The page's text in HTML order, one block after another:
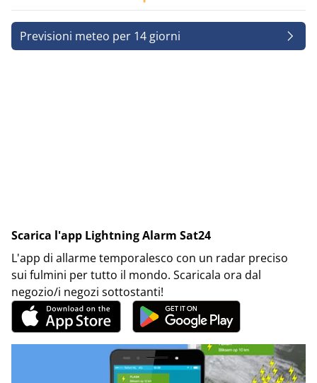
Previsioni meteo per 14 giorni
Scarica l'app Lightning Alarm Sat24
L'app di allarme temporalesco con un radar preciso
sui fulmini per tutto il mondo. Scaricala ora dal
negozio/i negozi sottostanti!